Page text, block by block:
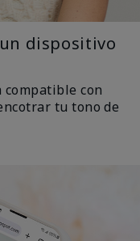
dispositivo
con
tu tono de